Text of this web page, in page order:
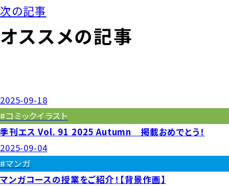
次の記事
オススメの記事
2025-09-18
#コミックイラスト
季刊エス Vol. 91 2025 Autumn 掲載おめでとう！
2025-09-04
#マンガ
マンガコースの授業をご紹介！【背景作画】